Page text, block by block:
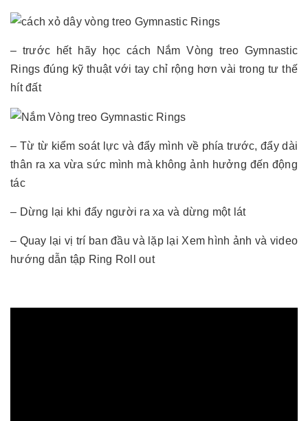
– trước hết hãy học cách Nắm Vòng treo Gymnastic
Rings đúng kỹ thuật với tay chỉ rộng hơn vài trong tư thế
hít đất
– Từ từ kiểm soát lực và đẩy mình về phía trước, đẩy dài
thân ra xa vừa sức mình mà không ảnh hưởng đến động
tác
– Dừng lại khi đẩy người ra xa và dừng một lát
– Quay lại vị trí ban đầu và lặp lại Xem hình ảnh và video
hướng dẫn tập Ring Roll out